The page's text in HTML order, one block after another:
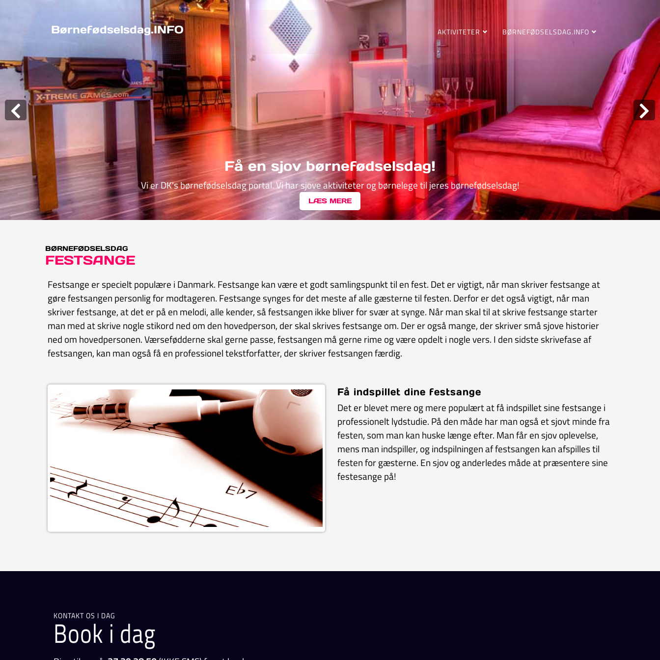
Børnefødselsdag.INFO AKTIVITETER BØRNEFØDSELSDAG.INFO
Få en sjov børnefødselsdag!
Vi er DK's børnefødselsdag portal. Vi har sjove aktiviteter og børnelege til jeres børnefødselsdag!
LÆS MERE
BØRNEFØDSELSDAG
FESTSANGE
Festsange er specielt populære i Danmark. Festsange kan være et godt samlingspunkt til en fest. Det er vigtigt, når man skriver festsange at
gøre festsangen personlig for modtageren. Festsange synges for det meste af alle gæsterne til festen. Derfor er det også vigtigt, når man
skriver festsange, at det er på en melodi, alle kender, så festsangen ikke bliver for svær at synge. Når man skal til at skrive festsange starter
man med at skrive nogle stikord ned om den hovedperson, der skal skrives festsange om. Der er også mange, der skriver små sjove historier
ned om hovedpersonen. Værsefødderne skal gerne passe, festsangen må gerne rime og være opdelt i nogle vers. I den sidste skrivefase af
festsangen, kan man også få en professionel tekstforfatter, der skriver festsangen færdig.
Få indspillet dine festsange
Det er blevet mere og mere populært at få indspillet sine festsange i
professionelt lydstudie. På den måde har man også et sjovt minde fra
festen, som man kan huske længe efter. Man får en sjov oplevelse,
mens man indspiller, og indspilningen af festsangen kan afspilles til
festen for gæsterne. En sjov og anderledes måde at præsentere sine
festesange på!
KONTAKT OS I DAG
Book i dag